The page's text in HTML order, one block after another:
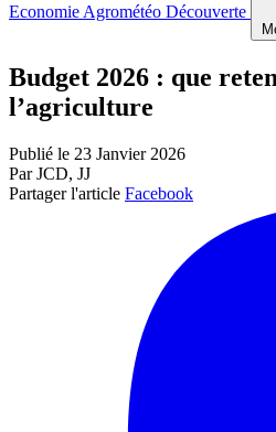
Economie Agrométéo Découverte
Budget 2026 : que
l’agriculture
Publié le 23 Janvier 2026
Par JCD, JJ
Partager l'article Facebook